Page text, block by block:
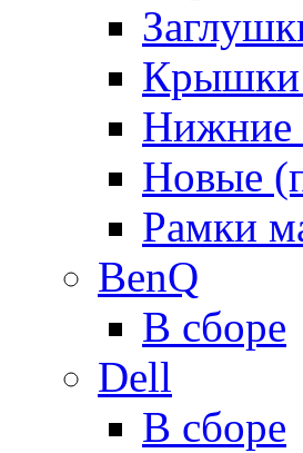
Крышки
Нижние
Новые
Рамки
BenQ
В сборе
Dell
В сборе